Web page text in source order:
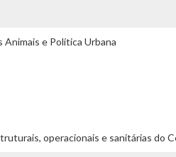
e Política Urbana
operacionais e sanitárias do